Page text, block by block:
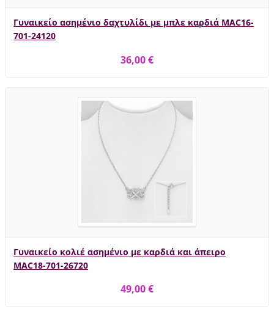
Γυναικείο ασημένιο δαχτυλίδι με μπλε καρδιά MAC16-
701-24120
36,00 €
Γυναικείο κολιέ ασημένιο με καρδιά και άπειρο
MAC18-701-26720
49,00 €